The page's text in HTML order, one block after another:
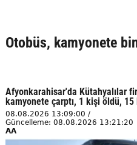
Otobüs, kamyonete
Afyonkarahisar'da Kütahyalılar
kamyonete çarptı, 1 kişi öldü, 15
08.08.2026 13:09:00 /
Güncelleme: 08.08.2026 13:21:20
AA